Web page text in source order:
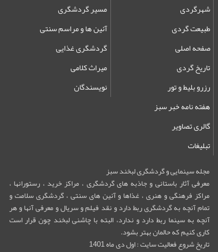
شهرگردی
طبیعت گردی
صفحه اصلی
تاریخ گردی
مسیر گردشگری
آئین ها و مراسم سنتی
گردشگری غذایی
میراث کلامی
رزرو بلیط و تور
هفته نامه خبر سبز
گالری تصاویر
تبلیغات
نویسندگان
مجله سینمایی و گردشگری لبخند سبز
معرفی آثار باستانی و جاذبه های گردشگری ، مراکز خرید ، رستورانها ،
مراکز فرهنگی و هنری ، غذاها و آئین های سنتی ، گردشگری سلامت و
تمام آنچه به گردشگری ربط دارد و نقد فیلم و سریال و معرفی آنها و هر
آنچه به سینما ربط دارد و ندارد، البته با چاشنی لبخند چون قرار است
کاری کنیم که حالمان بهتر بشود.
تاریخ شروع فعالیت سایت : اول دی ماه 1401